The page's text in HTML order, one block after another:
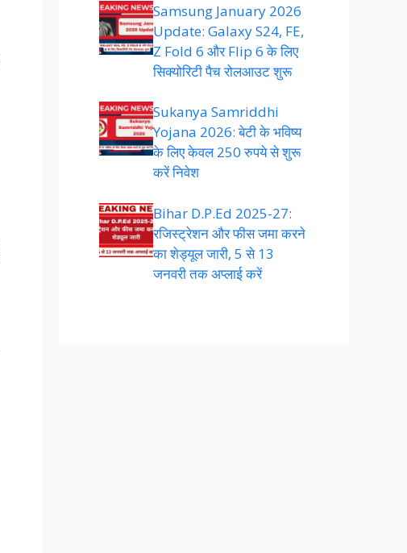
Samsung January 2026
Update: Galaxy S24, FE,
Z Fold 6 और Flip 6 के लिए
सिक्योरिटी पैच रोलआउट शुरू
Sukanya Samriddhi
Yojana 2026: बेटी के भविष्य
के लिए केवल 250 रुपये से शुरू
करें निवेश
Bihar D.P.Ed 2025-27:
रजिस्ट्रेशन और फीस जमा करने
का शेड्यूल जारी, 5 से 13
जनवरी तक अप्लाई करें